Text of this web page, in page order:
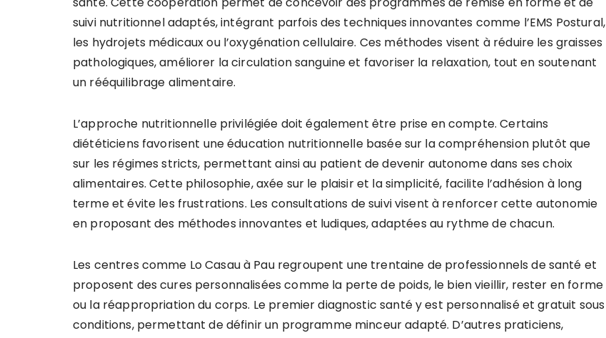
suivi nutritionnel adaptés, intégrant parfois des techniques innovantes comme l’EMS Postural,
les hydrojets médicaux ou l’oxygénation cellulaire. Ces méthodes visent à réduire les graisses
pathologiques, améliorer la circulation sanguine et favoriser la relaxation, tout en soutenant
un rééquilibrage alimentaire.
L’approche nutritionnelle privilégiée doit également être prise en compte. Certains
diététiciens favorisent une éducation nutritionnelle basée sur la compréhension plutôt que
sur les régimes stricts, permettant ainsi au patient de devenir autonome dans ses choix
alimentaires. Cette philosophie, axée sur le plaisir et la simplicité, facilite l’adhésion à long
terme et évite les frustrations. Les consultations de suivi visent à renforcer cette autonomie
en proposant des méthodes innovantes et ludiques, adaptées au rythme de chacun.
Les centres comme Lo Casau à Pau regroupent une trentaine de professionnels de santé et
proposent des cures personnalisées comme la perte de poids, le bien vieillir, rester en forme
ou la réappropriation du corps. Le premier diagnostic santé y est personnalisé et gratuit sous
conditions, permettant de définir un programme minceur adapté. D’autres praticiens,